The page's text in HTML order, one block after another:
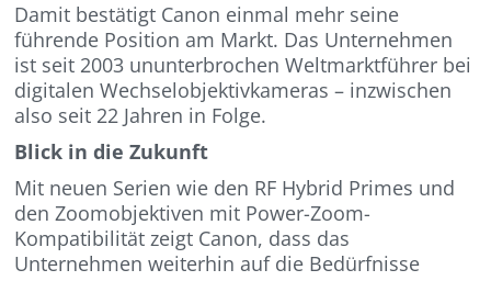
Damit bestätigt Canon einmal mehr seine
führende Position am Markt. Das Unternehmen
ist seit 2003 ununterbrochen Weltmarktführer bei
digitalen Wechselobjektivkameras – inzwischen
also seit 22 Jahren in Folge.
Blick in die Zukunft
Mit neuen Serien wie den RF Hybrid Primes und
den Zoomobjektiven mit Power-Zoom-
Kompatibilität zeigt Canon, dass das
Unternehmen weiterhin auf die Bedürfnisse